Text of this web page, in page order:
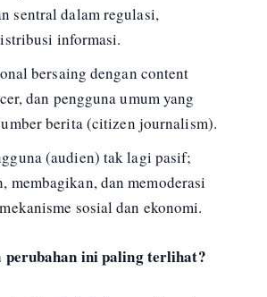
sentral dalam regulasi,
informasi.
bersaing dengan content
dan pengguna umum yang
berita (citizen journalism).
(audien) tak lagi pasif;
membagikan, dan memoderasi
sosial dan ekonomi.
ini paling terlihat?